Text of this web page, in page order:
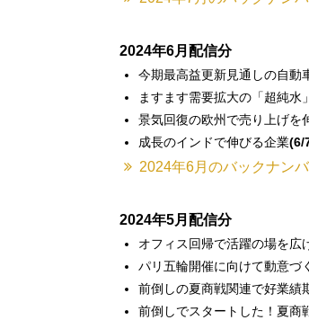
2024年6月配信分
今期最高益更新見通しの自動
ますます需要拡大の「超純水
景気回復の欧州で売り上げを
成長のインドで伸びる企業(6/
2024年6月のバックナン
2024年5月配信分
オフィス回帰で活躍の場を広
パリ五輪開催に向けて動意づ
前倒しの夏商戦関連で好業績
前倒しでスタートした！夏商